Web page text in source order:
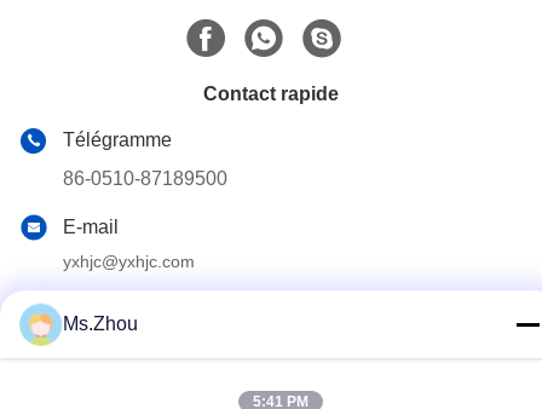
Contact rapide
Télégramme
86-0510-87189500
E-mail
yxhjc@yxhjc.com
Ms.Zhou
5:41 PM